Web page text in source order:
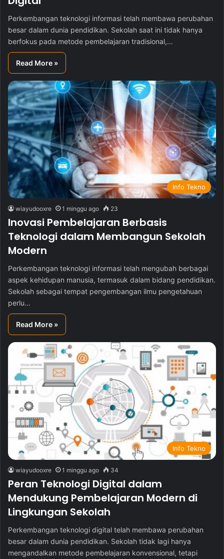
Perkembangan teknologi informasi telah membawa perubahan
besar dalam dunia pendidikan. Sekolah saat ini tidak hanya
berfokus pada metode pembelajaran tradisional,…
Read More »
Info Tekno
wiayudooxre 1 minggu ago 23
Inovasi Pembelajaran Berbasis
Teknologi dalam Membangun Sekolah
Modern
Perkembangan teknologi informasi telah mengubah berbagai
aspek kehidupan manusia, termasuk dalam bidang pendidikan.
Sekolah sebagai tempat pengembangan ilmu pengetahuan
perlu…
Read More »
Info Tekno
wiayudooxre 1 minggu ago 34
Peran Teknologi Digital dalam
Mendukung Pembelajaran Modern di
Lingkungan Sekolah
Perkembangan teknologi digital telah membawa perubahan
besar dalam dunia pendidikan. Sekolah tidak lagi hanya
mengandalkan metode pembelajaran konvensional, tetapi